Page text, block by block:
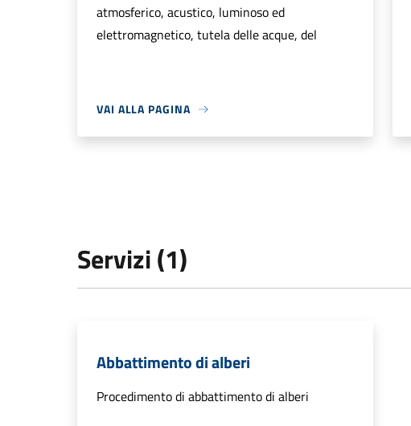
atmosferico, acustico, luminoso ed
elettromagnetico, tutela delle acque, del
VAI ALLA PAGINA
Servizi (1)
Abbattimento di alberi
Procedimento di abbattimento di alberi